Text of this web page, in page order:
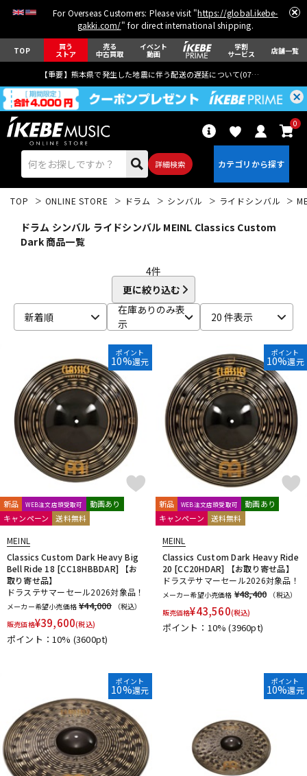
For Overseas Customers: Please visit "https://global.ikebe-
gakki.com/" for direct international shipping.
TOP 買う
ストア
売る
中古買取
イベント
動画
学割
サービス 店舗一覧
【重要】熊本県で発生した地震に伴う配送の遅延について(07月29日
詳細検索
0
ベース ウクレレ
ドラム パーカッション
キーボード 電子ピアノ
管楽器 その他楽器
アンプ エフェクター
DJ機器 DTM
DTM オンライン納品 レコーディング機器
配信/ライブ機器
中古 ヴィンテージ
TOP ONLINE STORE ドラム シンバル ライドシンバル
ドラム シンバル ライドシンバル MEINL Classics Custom
Dark 商品一覧
4件
更に絞り込む
新着順
在庫ありのみ表
示
20 件表示
ポイント
10%還元
新品 WEB注文店頭受取可
動画あり
キャンペーン
送料無料
MEINL
Classics Custom Dark Heavy Big
Bell Ride 18 [CC18HBBDAR] 【お
取り寄せ品】
ドラステサマーセール2026対象品！
メーカー希望小売価格 ¥44,000
（税込）
販売価格¥39,600(税込)
ポイント：10% (3600pt)
ポイント
10%還元
新品 WEB注文店頭受取可
動画あり
キャンペーン
送料無料
MEINL
Classics Custom Dark Heavy Ride
20 [CC20HDAR] 【お取り寄せ品】
ドラステサマーセール2026対象品！
メーカー希望小売価格 ¥48,400
（税込）
販売価格¥43,560(税込)
ポイント：10%(3960pt)
ポイント
10%還元
ポイント
10%還元